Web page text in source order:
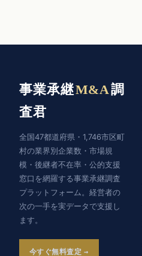
事業承継M&A調
査君
全国47都道府県・1,746市区町
村の業界別企業数・市場規
模・後継者不在率・公的支援
窓口を網羅する事業承継調査
プラットフォーム。経営者の
次の一手を実データで支援し
ます。
今すぐ無料査定